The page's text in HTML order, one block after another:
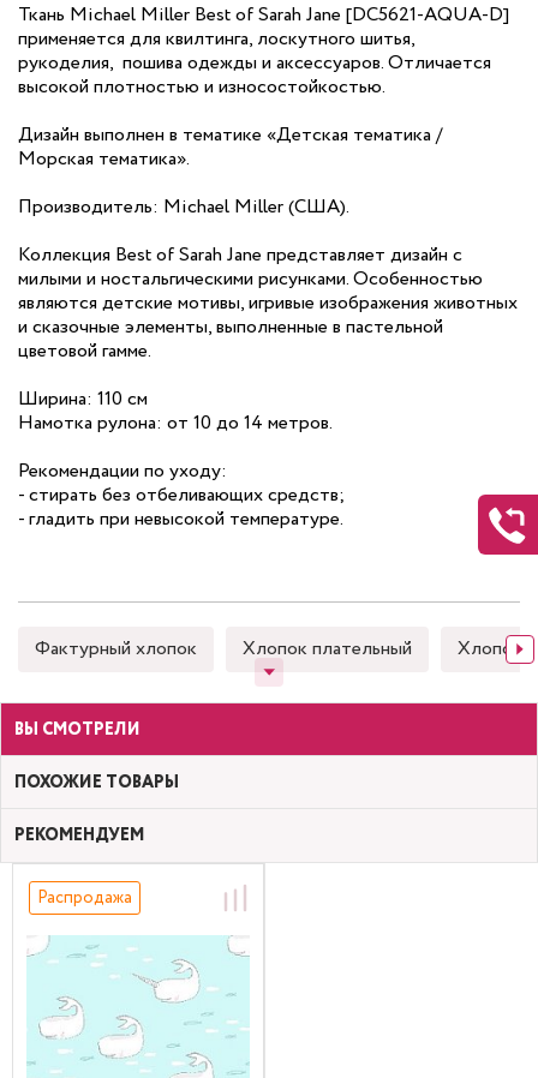
Ткань Michael Miller Best of Sarah Jane [DC5621-AQUA-D]
применяется для квилтинга, лоскутного шитья,
рукоделия, пошива одежды и аксессуаров. Отличается
высокой плотностью и износостойкостью.
Дизайн выполнен в тематике «Детская тематика /
Морская тематика».
Производитель: Michael Miller (США).
Коллекция Best of Sarah Jane представляет дизайн с
милыми и ностальгическими рисунками. Особенностью
являются детские мотивы, игривые изображения животных
и сказочные элементы, выполненные в пастельной
цветовой гамме.
Ширина: 110 см
Намотка рулона: от 10 до 14 метров.
Рекомендации по уходу:
- стирать без отбеливающих средств;
- гладить при невысокой температуре.
Фактурный хлопок Хлопок плательный Хлопок
ВЫ СМОТРЕЛИ
ПОХОЖИЕ ТОВАРЫ
РЕКОМЕНДУЕМ
Распродажа